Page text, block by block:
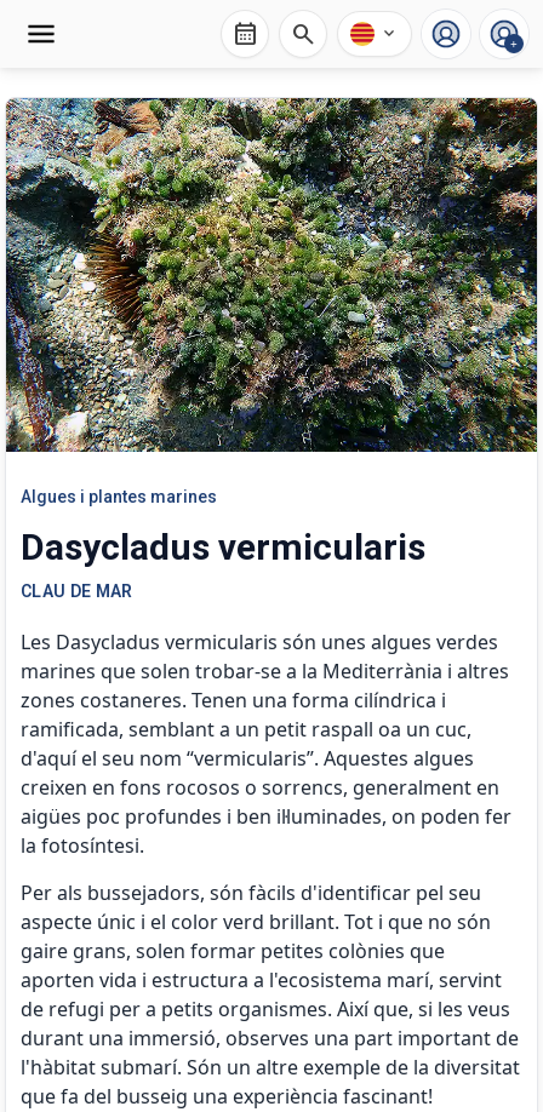
calendar_month search expand_more +
Algues i plantes marines
Dasycladus vermicularis
CLAU DE MAR
Les Dasycladus vermicularis són unes algues verdes
marines que solen trobar-se a la Mediterrània i altres
zones costaneres. Tenen una forma cilíndrica i
ramificada, semblant a un petit raspall oa un cuc,
d'aquí el seu nom “vermicularis”. Aquestes algues
creixen en fons rocosos o sorrencs, generalment en
aigües poc profundes i ben il·luminades, on poden fer
la fotosíntesi.
Per als bussejadors, són fàcils d'identificar pel seu
aspecte únic i el color verd brillant. Tot i que no són
gaire grans, solen formar petites colònies que
aporten vida i estructura a l'ecosistema marí, servint
de refugi per a petits organismes. Així que, si les veus
durant una immersió, observes una part important de
l'hàbitat submarí. Són un altre exemple de la diversitat
que fa del busseig una experiència fascinant!